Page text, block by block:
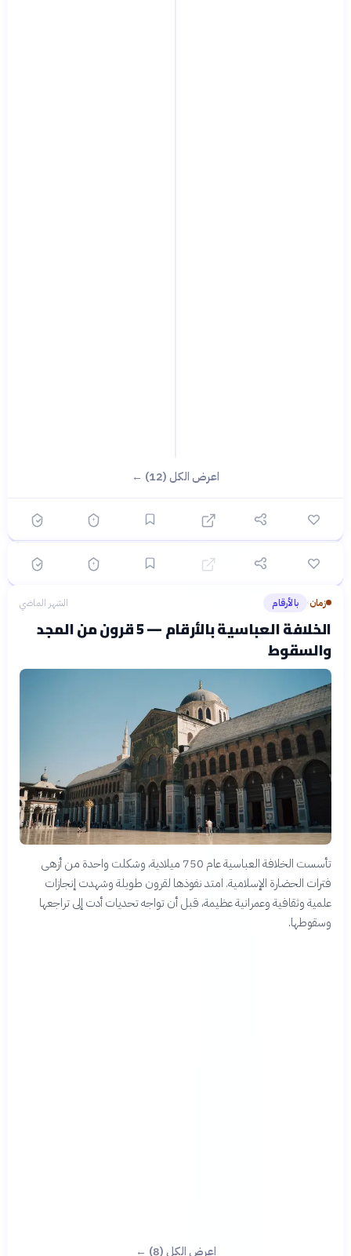
اعرض الكل (12) ← ؟ زمان اختيار متعدد الشهر الماضي
🎯
6سؤال 🟡 متوسط ابدأ ←
زمان› بالأرقام الشهر الماضي
الخلافة العباسية بالأرقام — 5 قرون من المجد
والسقوط
تأسست الخلافة العباسية عام 750 ميلادية، وشكلت واحدة من أزهى
فترات الحضارة الإسلامية. امتد نفوذها لقرون طويلة وشهدت إنجازات
علمية وثقافية وعمرانية عظيمة، قبل أن تواجه تحديات أدت إلى تراجعها
وسقوطها.
اعرض الكل (8) ←